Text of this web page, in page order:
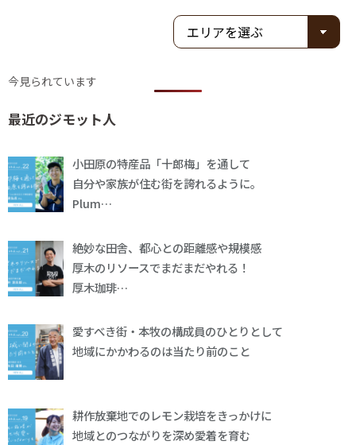
今見られています
最近のジモット人
小田原の特産品「十郎梅」を通して
自分や家族が住む街を誇れるように。
Plum…
絶妙な田舎、都心との距離感や規模感
厚木のリソースでまだまだやれる！
厚木珈琲…
愛すべき街・本牧の構成員のひとりとして
地域にかかわるのは当たり前のこと
耕作放棄地でのレモン栽培をきっかけに
地域とのつながりを深め愛着を育む